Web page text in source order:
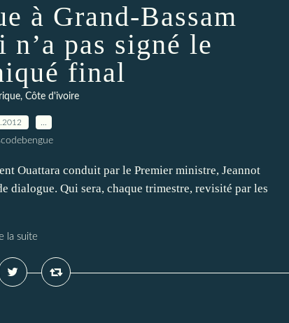
à Grand-Bassam
pas signé le
final
Côte d'ivoire
Ouattara conduit par le Premier ministre, Jeannot
dialogue. Qui sera, chaque trimestre, revisité par les
la suite